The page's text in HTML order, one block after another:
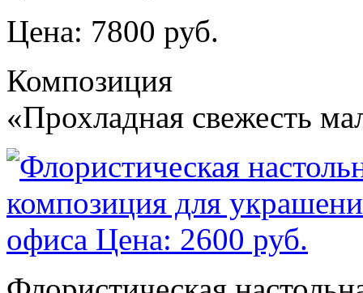
Цена: 7800 руб.
Композиция
«Прохладная свежесть